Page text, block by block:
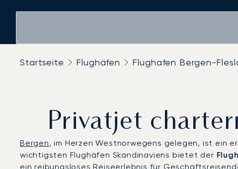
Startseite Flughäfen Flughafen Bergen-
Privatjet
Bergen, im Herzen Westnorwegens gelegen, ist ein
wichtigsten Flughäfen Skandinaviens bietet der
ein reibungsloses Reiseerlebnis für